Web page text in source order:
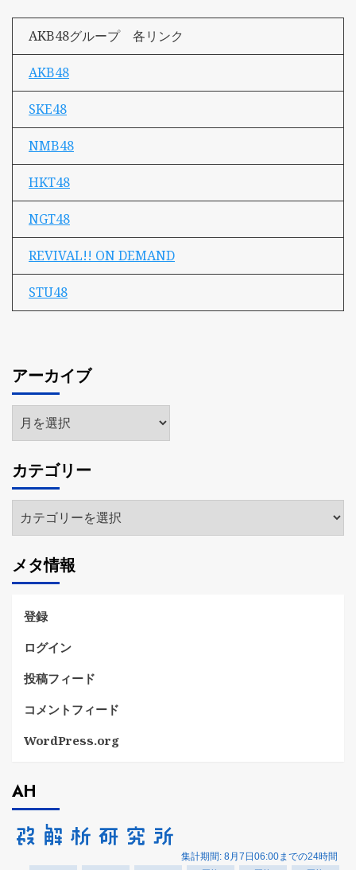
AKB48グループ 各リンク
AKB48
SKE48
NMB48
HKT48
NGT48
REVIVAL!! ON DEMAND
STU48
アーカイブ
ア
ー
イ
ブ
カテゴリー
テ
リ
ー
メタ情報
登録
ログイン
投稿フィード
コメントフィード
WordPress.org
AH